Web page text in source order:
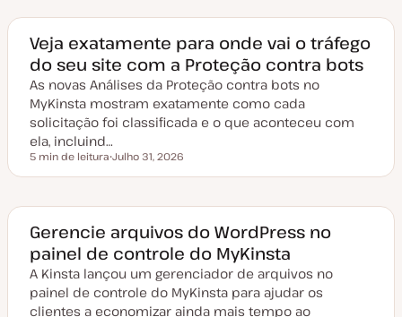
Veja exatamente para onde vai o tráfego
do seu site com a Proteção contra bots
As novas Análises da Proteção contra bots no
MyKinsta mostram exatamente como cada
solicitação foi classificada e o que aconteceu com
ela, incluind…
Tempo de leitura
5 min de leitura
a
a
e
a
u
a
i
z
Julho 31, 2026
Gerencie arquivos do WordPress no
painel de controle do MyKinsta
A Kinsta lançou um gerenciador de arquivos no
painel de controle do MyKinsta para ajudar os
clientes a economizar ainda mais tempo ao